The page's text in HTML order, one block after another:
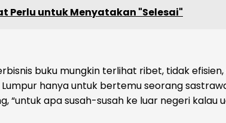
Perlu untuk Menyatakan "Selesai"
buku mungkin terlihat ribet, tidak
hanya untuk bertemu seorang
“untuk apa susah-susah ke luar negeri